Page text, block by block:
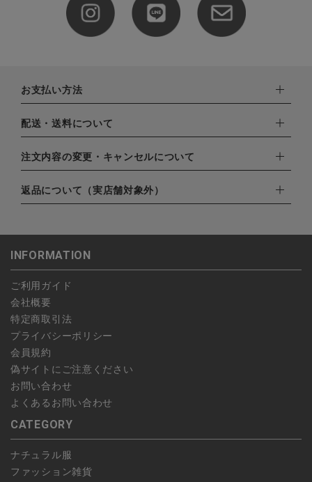
お支払い方法
下記お支払い方法よりお選びいただけます。
・クレジットカード（VISA,mastercard,JCB,AMERICAN
EXPRESS,Diners Club）
・amazonペイメント
・楽天ペイ
・PayPay
配送・送料について
配達業者：日本郵便
北海道：1,400円
注文内容の変更・キャンセルについて
ご注文日当日から翌日のAM9:00までにご連絡頂いた場合はキャ
ンセルは可能です。
します。
予約商品など一部キャンセルが出来ない場合がございます。あら
かじめご了承ください。
返品について（実店舗対象外）
こちら よりご依頼ください。
INFORMATION
ご利用ガイド
会社概要
特定商取引法
プライバシーポリシー
会員規約
偽サイトにご注意ください
お問い合わせ
よくあるお問い合わせ
CATEGORY
ナチュラル服
ファッション雑貨